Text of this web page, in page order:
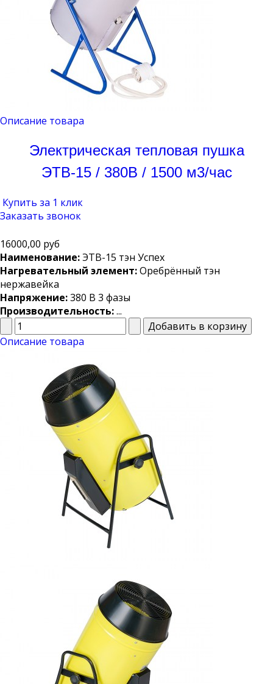
Описание товара
Электрическая тепловая пушка
ЭТВ-15 / 380В / 1500 м3/час
Купить за 1 клик
Заказать звонок
16000,00 руб
Наименование:ЭТВ-15 тэн Успех
Нагревательный элемент:Оребрённый тэн
нержавейка
Напряжение:380 В 3 фазы
Производительность:...
Описание товара